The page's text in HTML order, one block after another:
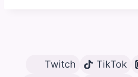
Twitch TikTok